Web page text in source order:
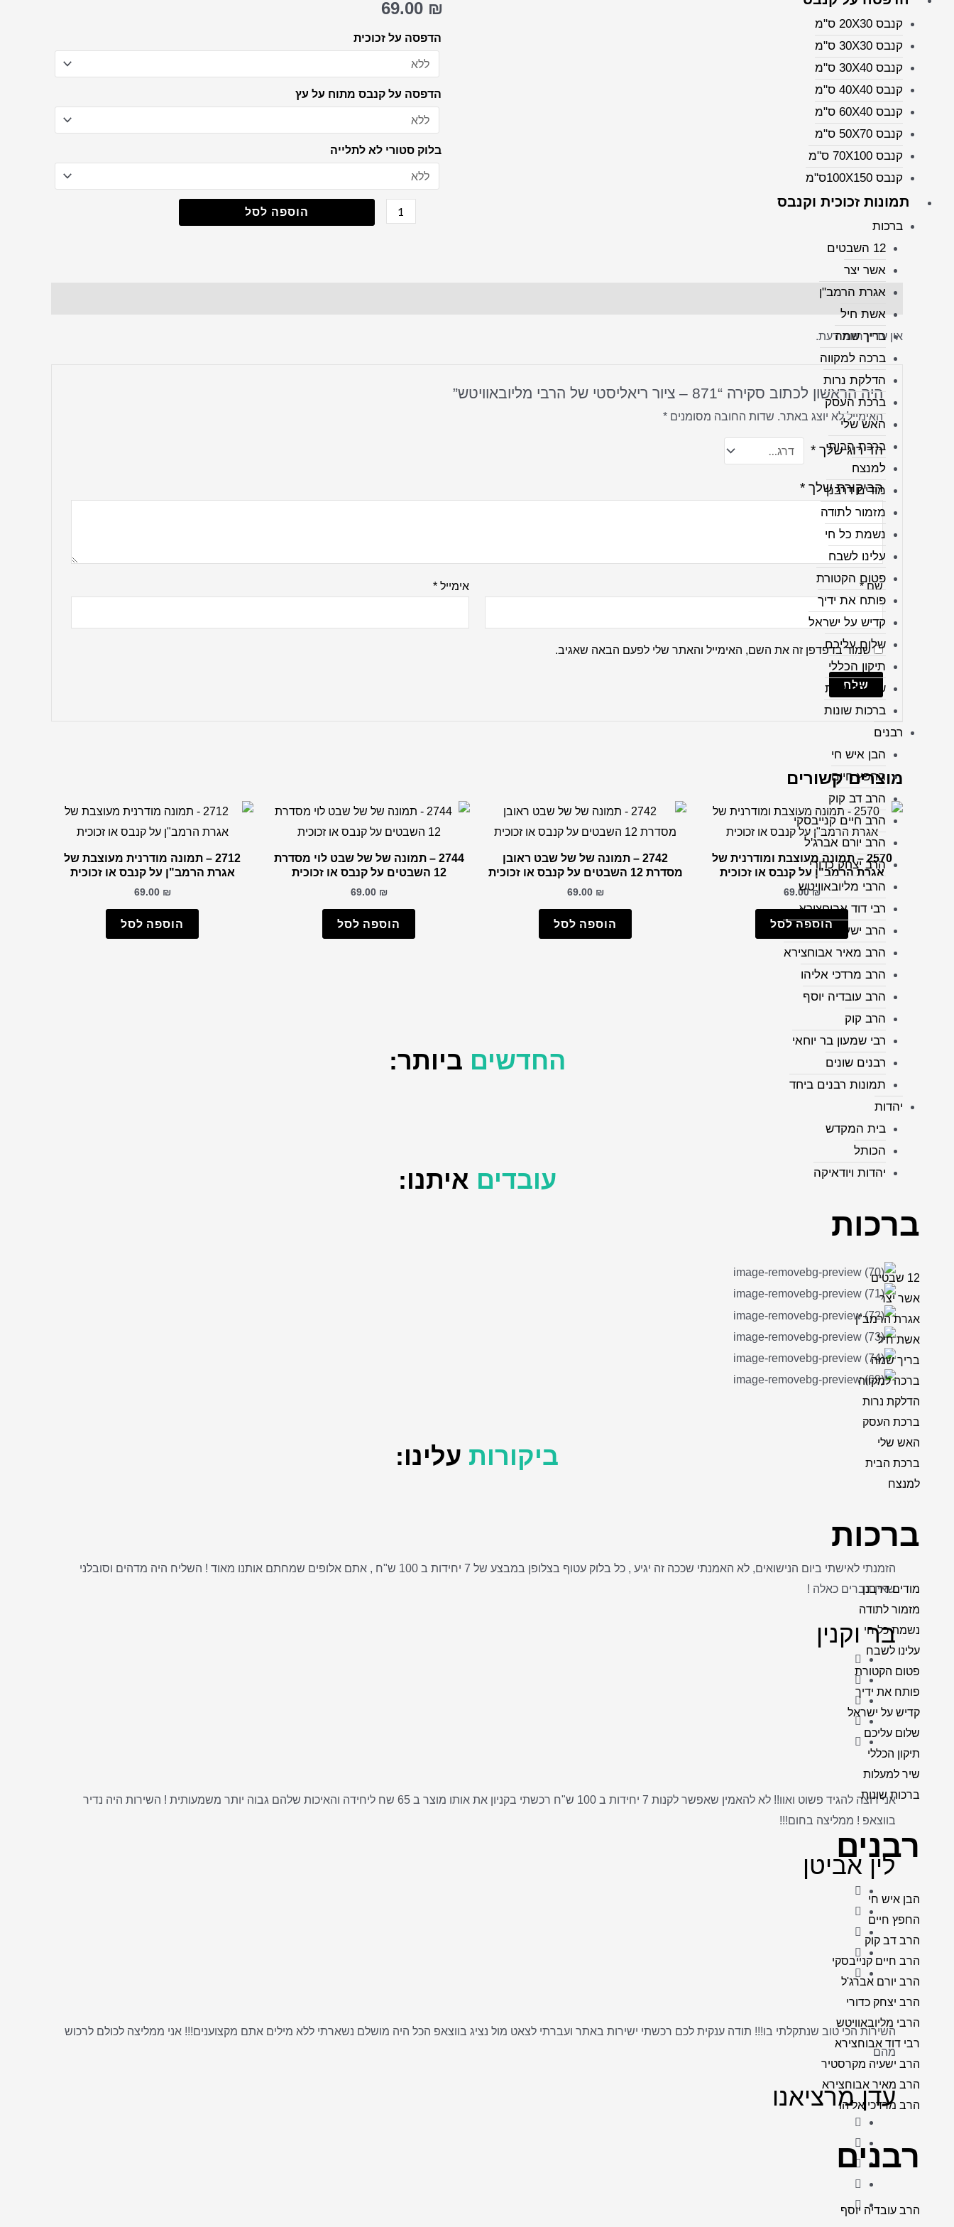
קנבס 20X30 ס"מ
קנבס 30X30 ס"מ
קנבס 30X40 ס"מ
קנבס 40X40 ס"מ
קנבס 60X40 ס"מ
קנבס 50X70 ס"מ
קנבס 70X100 ס"מ
קנבס 100X150ס"מ
תמונות זכוכית וקנבס
ברכות
12 השבטים
אשר יצר
אגרת הרמב"ן
אשת חיל
בריך שמה
ברכה למקווה
הדלקת נרות
ברכת העסק
האש שלי
ברכת הבית
למנצח
מודים דרבנן
מזמור לתודה
נשמת כל חי
עלינו לשבח
פטום הקטורת
פותח את ידיך
קדיש על ישראל
שלום עליכם
תיקון הכללי
שיר למעלות
ברכות שונות
רבנים
הבן איש חי
החפץ חיים
הרב דב קוק
הרב חיים קנייבסקי
הרב יורם אברג'ל
הרב יצחק כדורי
הרבי מליובאוויטש
רבי דוד אבוחצירא
הרב ישעיה מקרסטיר
הרב מאיר אבוחצירא
הרב מרדכי אליהו
הרב עובדיה יוסף
הרב קוק
רבי שמעון בר יוחאי
רבנים שונים
תמונות רבנים ביחד
יהדות
בית המקדש
הכותל
יהדות ויודאיקה
ברכות
12 שבטים
אשר יצר
אגרת הרמב"ן
אשת חיל
בריך שמה
ברכה למקווה
הדלקת נרות
ברכת העסק
האש שלי
ברכת הבית
למנצח
ברכות
מודים דרבנן
מזמור לתודה
נשמת כל חי
עלינו לשבח
פטום הקטורת
פותח את ידיך
קדיש על ישראל
שלום עליכם
תיקון הכללי
שיר למעלות
ברכות שונות
רבנים
הבן איש חי
החפץ חיים
הרב דב קוק
הרב חיים קנייבסקי
הרב יורם אברג'ל
הרב יצחק כדורי
הרבי מליובאוויטש
רבי דוד אבוחצירא
הרב ישעיה מקרסטיר
הרב מאיר אבוחצירא
הרב מרדכי אליהו
רבנים
הרב עובדיה יוסף
69.00 ₪
הדפסה על זכוכית
הדפסה על קנבס מתוח על עץ
בלוק סטורי לא לתלייה
ריאליסטי
של
הרבי
מליובאוויטש
הוספה לסל
חוות דעת (0)
אין עדיין חוות דעת.
היה הראשון לכתוב סקירה “871 – ציור ריאליסטי של הרבי מליובאוויטש”
האימייל לא יוצג באתר. שדות החובה מסומנים *
הדירוג שלך *
הביקורת שלך *
שם* אימייל*
שמור בדפדפן זה את השם, האימייל והאתר שלי לפעם הבאה שאגיב.
מוצרים קשורים
2570 – תמונה מעוצבת ומודרנית של
אגרת הרמב"ן על קנבס או זכוכית
69.00₪
הוספה לסל
2742 – תמונה של של שבט ראובן
מסדרת 12 השבטים על קנבס או זכוכית
69.00 ₪
הוספה לסל
2744 – תמונה של של שבט לוי מסדרת
12 השבטים על קנבס או זכוכית
69.00 ₪
הוספה לסל
2712 – תמונה מודרנית מעוצבת של
אגרת הרמב"ן על קנבס או זכוכית
69.00 ₪
הוספה לסל
החדשים ביותר:
עובדים איתנו:
ביקורות עלינו:
הזמנתי לאישתי ביום הנישואים, לא האמנתי שככה זה יגיע , כל בלוק עטוף בצלופן במבצע של 7 יחידות ב 100 ש"ח , אתם אלופים שמחתם אותנו מאוד ! השליח היה מדהים וסובלני
שאין דברים כאלה !
בר וקנין
אני רוצה להגיד פשוט ואוו!! לא להאמין שאפשר לקנות 7 יחידות ב 100 ש"ח רכשתי בקניון את אותו מוצר ב 65 שח ליחידה והאיכות שלהם גבוה יותר משמעותית ! השירות היה נדיר
בווצאפ ! ממליצה בחום!!!
לין אביטן
השירות הכי טוב שנתקלתי בו!!! תודה ענקית לכם רכשתי ישירות באתר ועברתי לצאט מול נציג בווצאפ הכל היה מושלם נשארתי ללא מילים אתם מקצוענים!!! אני ממליצה לכולם לרכוש
מהם
עדן מרציאנו